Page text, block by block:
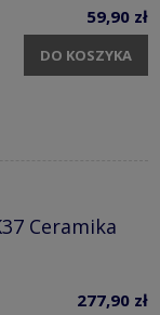
59,90 zł
DO KOSZYKA
Ceramika
277,90 zł